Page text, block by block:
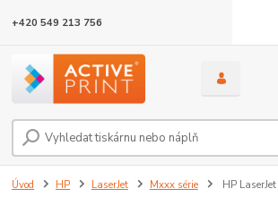
+420 549 213 756
Úvod HP LaserJet Mxxx série HP